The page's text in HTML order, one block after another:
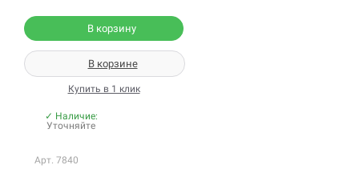
В корзину
В корзине
Купить в 1 клик
✓ Наличие:
Уточняйте
Арт. 7840